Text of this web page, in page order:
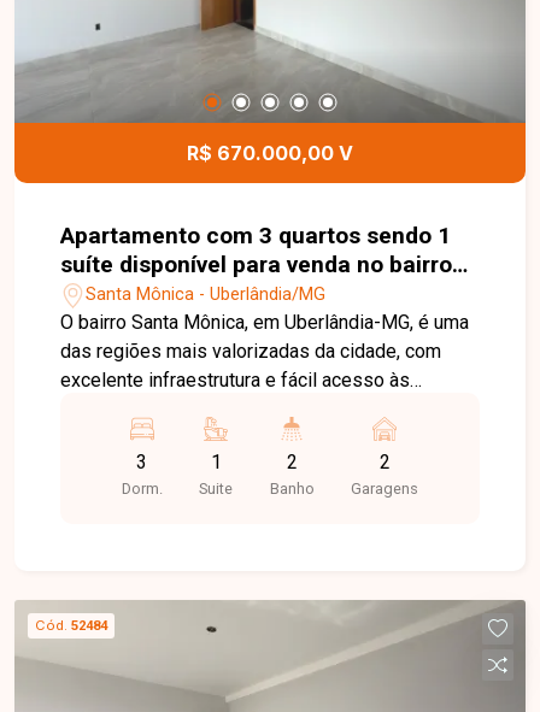
R$ 670.000,00 V
Apartamento com 3 quartos sendo 1
suíte disponível para venda no bairro
Santa Mônica em Uberlândia-MG
Santa Mônica - Uberlândia/MG
O bairro Santa Mônica, em Uberlândia-MG, é uma
das regiões mais valorizadas da cidade, com
excelente infraestrutura e fácil acesso às
universidades, supermercados, escolas,
farmácias, restaurantes e diversos serviços,
proporcionando praticidade e qualidade de vida.
garagem em gaveta. O imóvel oferece ambientes
amplos e bem distribuídos, ideal para quem
busca conforto e funcionalidade em uma
excelente localização. Entre em contato para
3
Dorm.
1
Suite
2
Banho
2
Garagens
Cód. 52484